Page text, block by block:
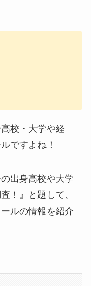
校・大学や経
ですよね！
出身高校や大学
！ 』と題して、
ルの情報を紹介